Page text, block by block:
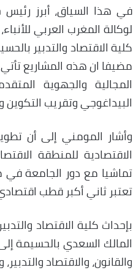
في هذا السياق، أبرز
لوكالة المغرب العربي
كلية الاقتصاد والتدبير
مضيفا ان هذه المشاريع
المجالية والجهوية
البيداغوجي وتقريب التكوين
وأشار المومني إلى أن
الاقتصادية للمنطقة
تماشيا مع دور الجامعة في
تعتبر ثاني أكبر قطب
بإحداث كلية الاقتصاد
المالك السعدي بالحسيمة
والقانون، والاقتصاد